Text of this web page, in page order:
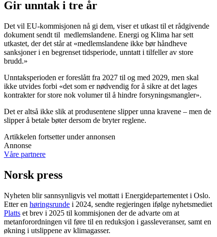
Gir unntak i tre år
Det vil EU-kommisjonen nå gi dem, viser et utkast til et rådgivende
dokument sendt til medlemslandene. Energi og Klima har sett
utkastet, der det står at «medlemslandene ikke bør håndheve
sanksjoner i en begrenset tidsperiode, unntatt i tilfeller av store
brudd.»
Unntaksperioden er foreslått fra 2027 til og med 2029, men skal
ikke utvides forbi «det som er nødvendig for å sikre at det lages
kontrakter for store nok volumer til å hindre forsyningsmangler».
Det er altså ikke slik at produsentene slipper unna kravene – men de
slipper å betale bøter dersom de bryter reglene.
Artikkelen fortsetter under annonsen
Annonse
Våre partnere
Norsk press
Nyheten blir sannsynligvis vel mottatt i Energidepartementet i Oslo.
Etter en høringsrunde i 2024, sendte regjeringen ifølge nyhetsmediet
Platts et brev i 2025 til kommisjonen der de advarte om at
metanforordningen vil føre til en reduksjon i gassleveranser, samt en
økning i utslippene av klimagasser.